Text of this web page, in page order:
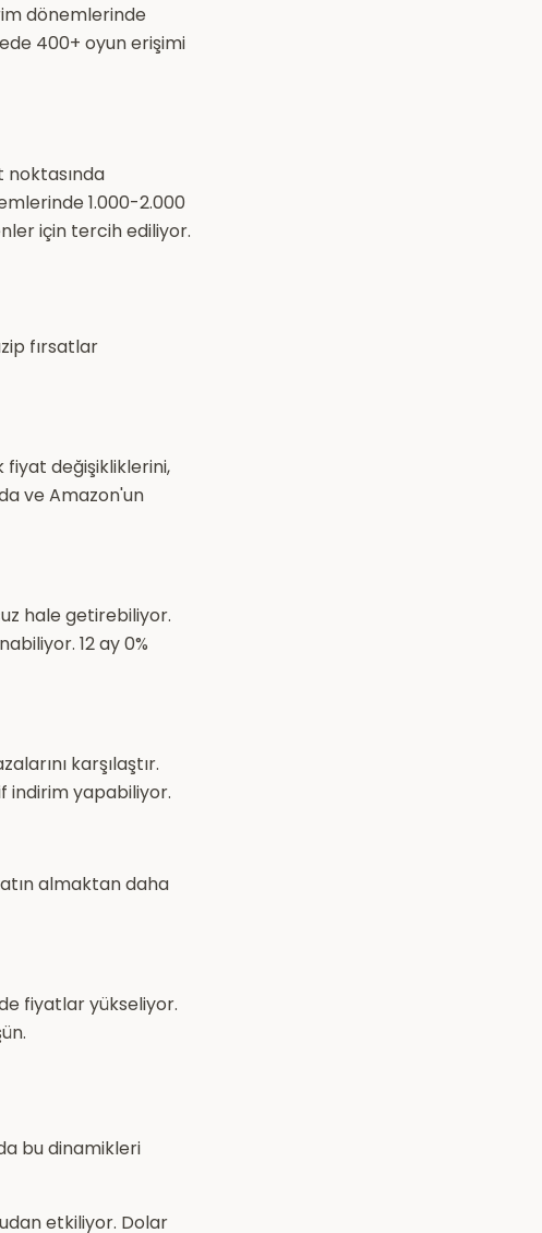
dönemlerinde
400+ oyun erişimi
noktasında
1.000-2.000
için tercih ediliyor.
fırsatlar
fiyat değişikliklerini,
ve Amazon'un
hale getirebiliyor.
12 ay 0%
karşılaştır.
indirim yapabiliyor.
almaktan daha
fiyatlar yükseliyor.
bu dinamikleri
etkiliyor. Dolar